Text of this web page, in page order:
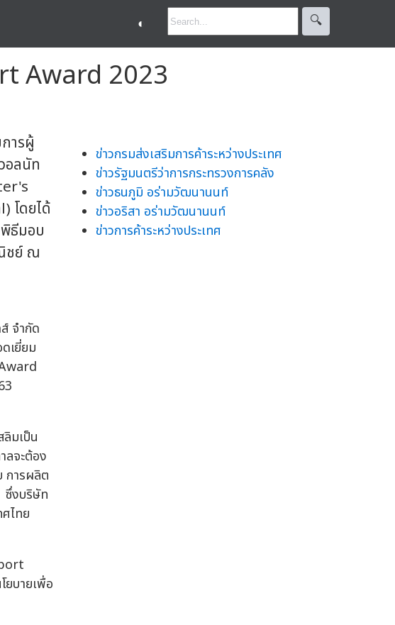
◐ 🔍︎
Award 2023
ารผู้
อลนัท
โดยได้
ธีมอบ
ชย์ ณ
จำกัด
เยี่ยม
มเป็น
ลจะต้อง
การผลิต
ซึ่งบริษัท
ไทย
ยบายเพื่อ
ข่าวกรมส่งเสริมการค้าระหว่างประเทศ
ข่าวรัฐมนตรีว่าการกระทรวงการคลัง
ข่าวธนภูมิ อร่ามวัฒนานนท์
ข่าวอริสา อร่ามวัฒนานนท์
ข่าวการค้าระหว่างประเทศ